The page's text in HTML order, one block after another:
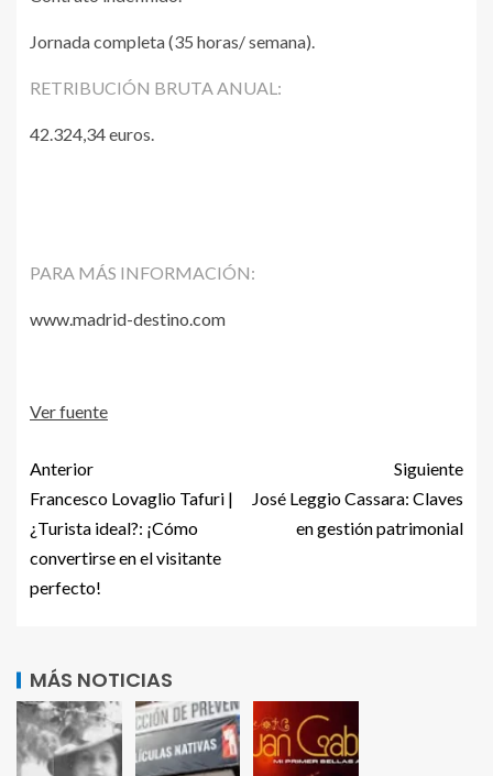
Jornada completa (35 horas/ semana).
RETRIBUCIÓN BRUTA ANUAL:
42.324,34 euros.
PARA MÁS INFORMACIÓN:
www.madrid-destino.com
Ver fuente
Anterior
Francesco Lovaglio Tafuri |
¿Turista ideal?: ¡Cómo
convertirse en el visitante
perfecto!
Siguiente
José Leggio Cassara: Claves
en gestión patrimonial
MÁS NOTICIAS